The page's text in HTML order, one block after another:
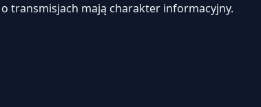
transmisjach mają charakter informacyjny.